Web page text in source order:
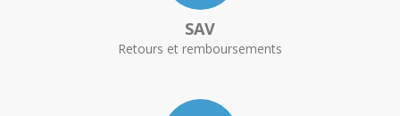
SAV
Retours et remboursements